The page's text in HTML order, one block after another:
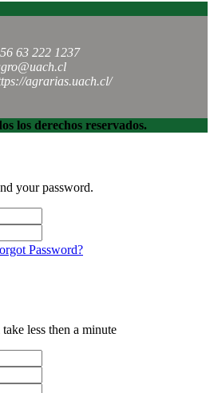
63 222 1237
agrarias.uach.cl/
los derechos reservados.
your password.
Password?
less then a minute